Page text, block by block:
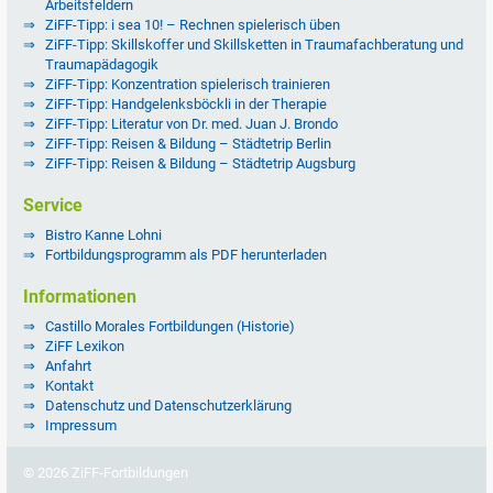
Arbeitsfeldern
ZiFF-Tipp: i sea 10! – Rechnen spielerisch üben
ZiFF-Tipp: Skillskoffer und Skillsketten in Traumafachberatung und
Traumapädagogik
ZiFF-Tipp: Konzentration spielerisch trainieren
ZiFF-Tipp: Handgelenksböckli in der Therapie
ZiFF-Tipp: Literatur von Dr. med. Juan J. Brondo
ZiFF-Tipp: Reisen & Bildung – Städtetrip Berlin
ZiFF-Tipp: Reisen & Bildung – Städtetrip Augsburg
Service
Bistro Kanne Lohni
Fortbildungsprogramm als PDF herunterladen
Informationen
Castillo Morales Fortbildungen (Historie)
ZiFF Lexikon
Anfahrt
Kontakt
Datenschutz und Datenschutzerklärung
Impressum
© 2026 ZiFF-Fortbildungen